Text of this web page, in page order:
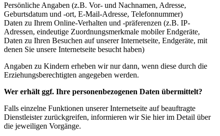
Persönliche Angaben (z.B. Vor- und Nachnamen, Adresse,
Geburtsdatum und -ort, E-Mail-Adresse, Telefonnummer)
Daten zu Ihrem Online-Verhalten und -präferenzen (z.B. IP-
Adressen, eindeutige Zuordnungsmerkmale mobiler Endgeräte,
Daten zu Ihren Besuchen auf unserer Internetseite, Endgeräte, mit
denen Sie unsere Internetseite besucht haben)
Angaben zu Kindern erheben wir nur dann, wenn diese durch die
Erziehungsberechtigten angegeben werden.
Wer erhält ggf. Ihre personenbezogenen Daten übermittelt?
Falls einzelne Funktionen unserer Internetseite auf beauftragte
Dienstleister zurückgreifen, informieren wir Sie hier im Detail über
die jeweiligen Vorgänge.